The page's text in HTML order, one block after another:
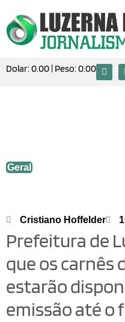
Dolar:0.00 | Peso:0.00
Geral
Cristiano Hoffelder
Prefeitura de
que os carnês
estarão
emissão até o